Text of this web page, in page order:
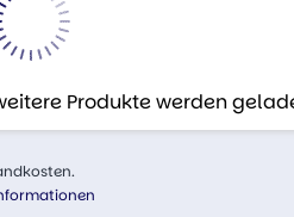
Produkte werden